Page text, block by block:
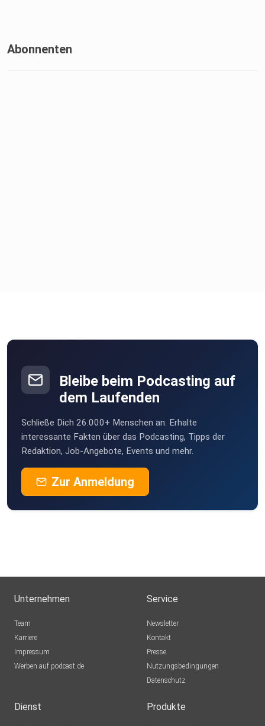
Abonnenten
Bleibe beim Podcasting auf
dem Laufenden
Schließe Dich 26.000+ Menschen an. Erhalte
interessante Fakten über das Podcasting, Tipps der
Redaktion, Job-Angebote, Events und mehr.
Zur Anmeldung
Unternehmen
Team
Karriere
Impressum
Werben auf podcast.de
Service
Newsletter
Kontakt
Presse
Nutzungsbedingungen
Datenschutz
Dienst Produkte